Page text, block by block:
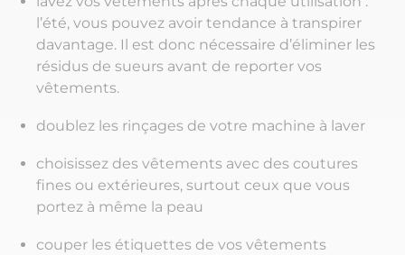
l’été, vous pouvez avoir tendance à transpirer
davantage. Il est donc nécessaire d’éliminer les
résidus de sueurs avant de reporter vos
vêtements.
doublez les rinçages de votre machine à laver
choisissez des vêtements avec des coutures
fines ou extérieures, surtout ceux que vous
portez à même la peau
couper les étiquettes de vos vêtements